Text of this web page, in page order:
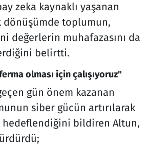
zeka kaynaklı yaşanan
dönüşümde toplumun,
değerlerin muhafazasını da
belirtti.
olması için çalışıyoruz"
gün önem kazanan
siber gücün artırılarak
bildiren Altun,